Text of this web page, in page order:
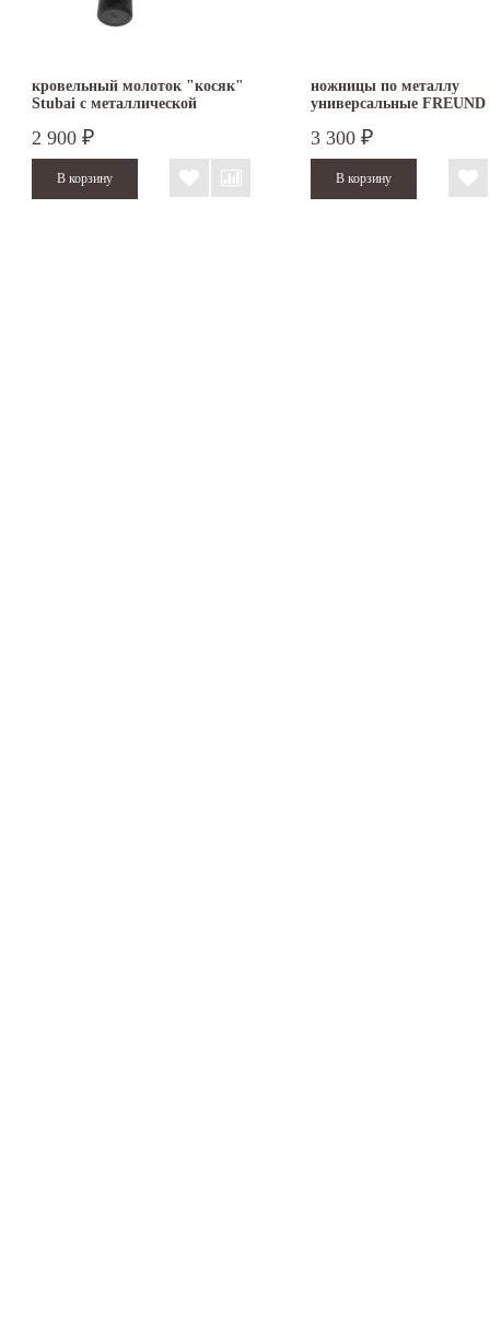
кровельный молоток "косяк"
Stubai с металлической
2 900 ₽
ножницы по металлу
универсальные FREUND
3 300 ₽